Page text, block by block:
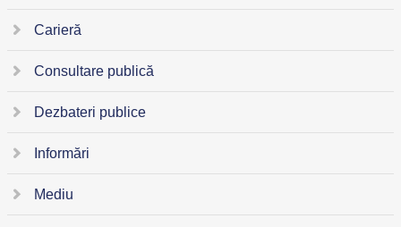
Carieră
Consultare publică
Dezbateri publice
Informări
Mediu